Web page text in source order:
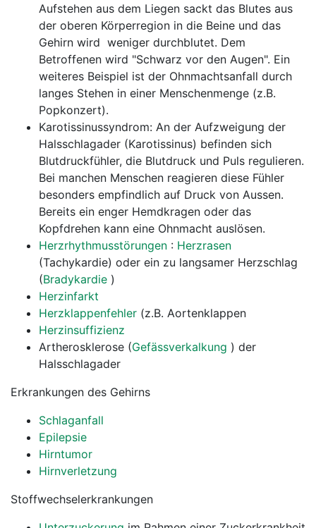
Aufstehen aus dem Liegen sackt das Blutes aus
der oberen Körperregion in die Beine und das
Gehirn wird weniger durchblutet. Dem
Betroffenen wird "Schwarz vor den Augen". Ein
weiteres Beispiel ist der Ohnmachtsanfall durch
langes Stehen in einer Menschenmenge (z.B.
Popkonzert).
Karotissinussyndrom: An der Aufzweigung der
Halsschlagader (Karotissinus) befinden sich
Blutdruckfühler, die Blutdruck und Puls regulieren.
Bei manchen Menschen reagieren diese Fühler
besonders empfindlich auf Druck von Aussen.
Bereits ein enger Hemdkragen oder das
Kopfdrehen kann eine Ohnmacht auslösen.
Herzrhythmusstörungen : Herzrasen
(Tachykardie) oder ein zu langsamer Herzschlag
(Bradykardie )
Herzinfarkt
Herzklappenfehler (z.B. Aortenklappen
Herzinsuffizienz
Artherosklerose (Gefässverkalkung ) der
Halsschlagader
Erkrankungen des Gehirns
Schlaganfall
Epilepsie
Hirntumor
Hirnverletzung
Stoffwechselerkrankungen